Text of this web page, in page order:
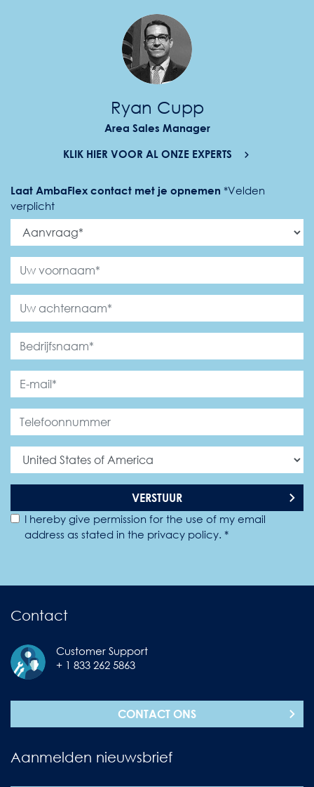
Ryan Cupp
Area Sales Manager
KLIK HIER VOOR AL ONZE EXPERTS
Laat AmbaFlex contact met je opnemen *Velden
verplicht
VERSTUUR
I hereby give permission for the use of my email
address as stated in the privacy policy. *
Contact
Customer Support
+ 1 833 262 5863
CONTACT ONS
Aanmelden nieuwsbrief